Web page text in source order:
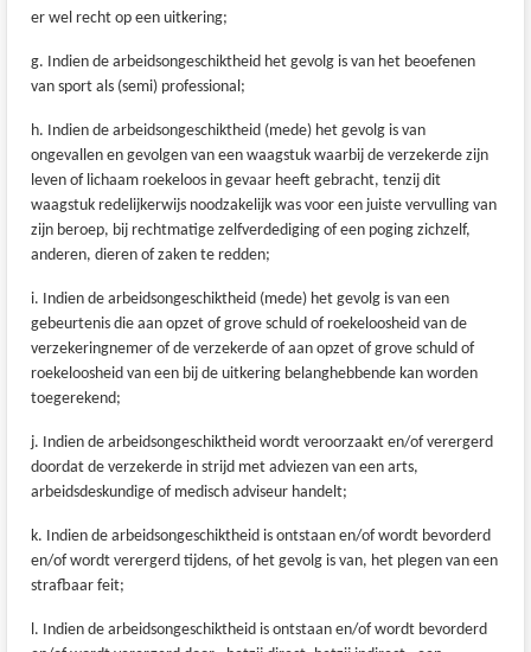
er wel recht op een uitkering;
g. Indien de arbeidsongeschiktheid het gevolg is van het beoefenen
van sport als (semi) professional;
h. Indien de arbeidsongeschiktheid (mede) het gevolg is van
ongevallen en gevolgen van een waagstuk waarbij de verzekerde zijn
leven of lichaam roekeloos in gevaar heeft gebracht, tenzij dit
waagstuk redelijkerwijs noodzakelijk was voor een juiste vervulling van
zijn beroep, bij rechtmatige zelfverdediging of een poging zichzelf,
anderen, dieren of zaken te redden;
i. Indien de arbeidsongeschiktheid (mede) het gevolg is van een
gebeurtenis die aan opzet of grove schuld of roekeloosheid van de
verzekeringnemer of de verzekerde of aan opzet of grove schuld of
roekeloosheid van een bij de uitkering belanghebbende kan worden
toegerekend;
j. Indien de arbeidsongeschiktheid wordt veroorzaakt en/of verergerd
doordat de verzekerde in strijd met adviezen van een arts,
arbeidsdeskundige of medisch adviseur handelt;
k. Indien de arbeidsongeschiktheid is ontstaan en/of wordt bevorderd
en/of wordt verergerd tijdens, of het gevolg is van, het plegen van een
strafbaar feit;
l. Indien de arbeidsongeschiktheid is ontstaan en/of wordt bevorderd